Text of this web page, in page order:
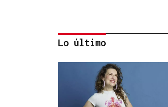
CRISIS HUMANITARIA
Prohens advierte de que la
Lo último